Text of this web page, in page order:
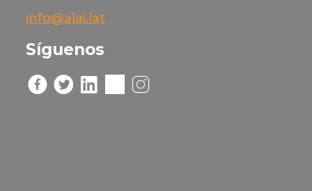
info@alai.lat
Síguenos